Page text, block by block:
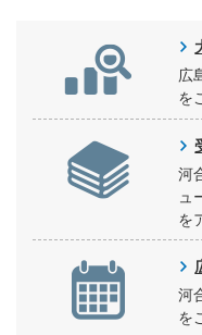
広
を
河
ュ
を
河
を